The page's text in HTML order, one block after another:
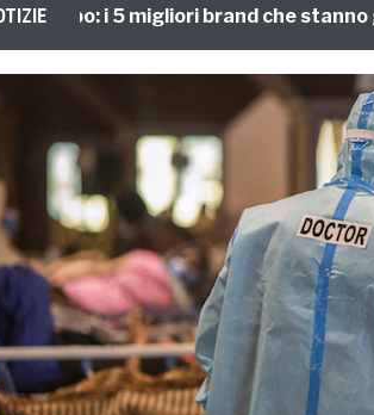
i 5 migliori brand che stanno